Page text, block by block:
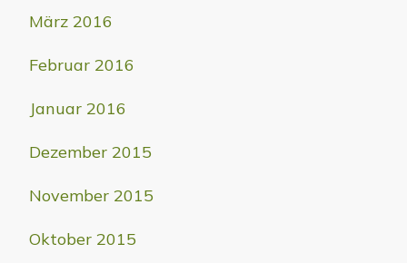
März 2016
Februar 2016
Januar 2016
Dezember 2015
November 2015
Oktober 2015